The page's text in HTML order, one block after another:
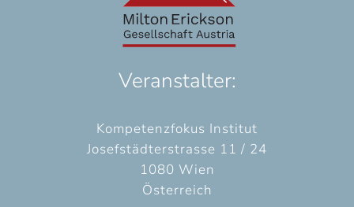
Veranstalter:
Kompetenzfokus Institut
Josefstädterstrasse 11 / 24
1080 Wien
Österreich